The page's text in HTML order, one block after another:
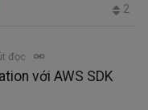
2
đọc
với AWS SDK